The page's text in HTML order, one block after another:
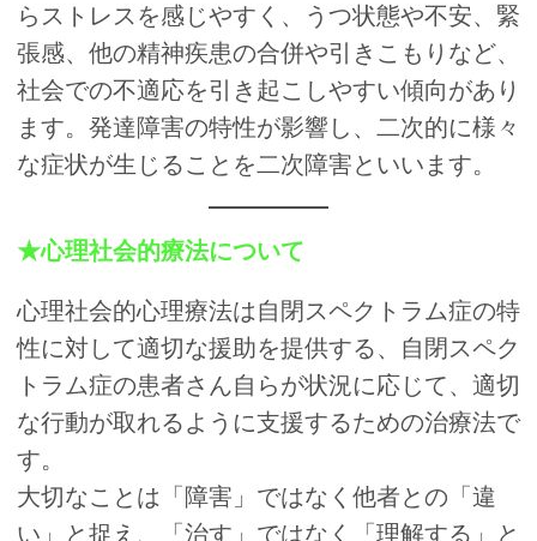
らストレスを感じやすく、うつ状態や不安、緊
張感、他の精神疾患の合併や引きこもりなど、
社会での不適応を引き起こしやすい傾向があり
ます。発達障害の特性が影響し、二次的に様々
な症状が生じることを二次障害といいます。
★心理社会的療法について
心理社会的心理療法は自閉スペクトラム症の特
性に対して適切な援助を提供する、自閉スペク
トラム症の患者さん自らが状況に応じて、適切
な行動が取れるように支援するための治療法で
す。
大切なことは「障害」ではなく他者との「違
い」と捉え、「治す」ではなく「理解する」と